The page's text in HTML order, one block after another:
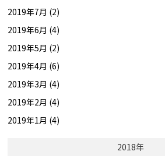
2019年7月 (2)
2019年6月 (4)
2019年5月 (2)
2019年4月 (6)
2019年3月 (4)
2019年2月 (4)
2019年1月 (4)
2018年